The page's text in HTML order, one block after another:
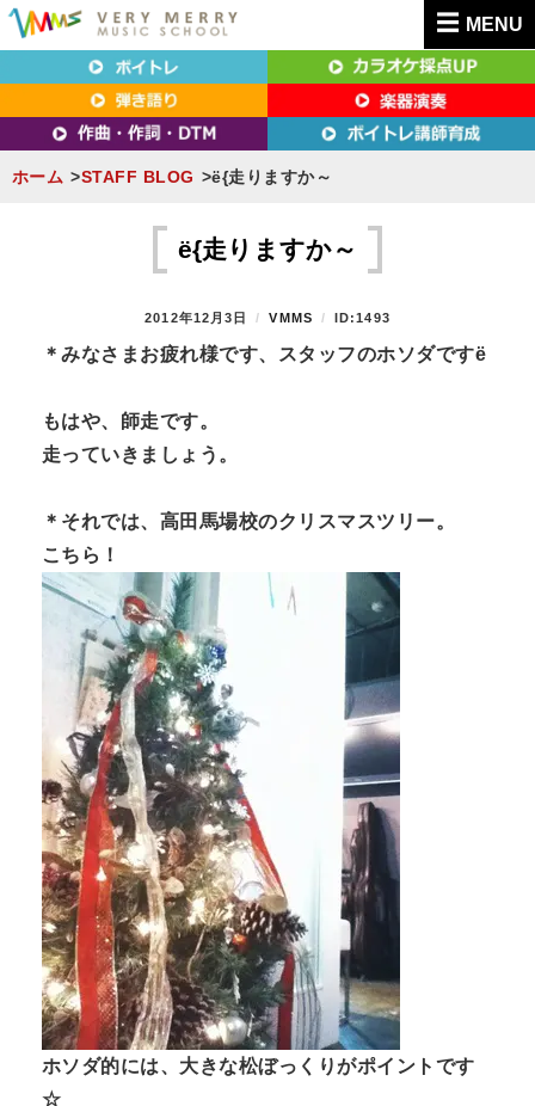
MENU
東京（新宿・八王子）・横浜・名古屋・京都で
「本気」になれるボイトレ教室｜VERY MERRY
MUSIC SCHOOL（ベリーメリー）
東京（新宿・八王子）・横浜・名古屋・京都で「本気」になれるボイトレ教室｜
VERY MERRY MUSIC SCHOOL（ベリーメリー）
ホーム STAFF BLOG ё{走りますか～
ё{走りますか～
P
S
E
D
O
2012年12月3日
B
VMMS ID:1493
＊みなさまお疲れ様です、スタッフのホソダですё
もはや、師走です。
走っていきましょう。
＊それでは、高田馬場校のクリスマスツリー。
こちら！
ホソダ的には、大きな松ぼっくりがポイントです
☆